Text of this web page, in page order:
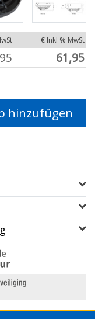
€ Inkl % MwSt
61,95
hinzufügen